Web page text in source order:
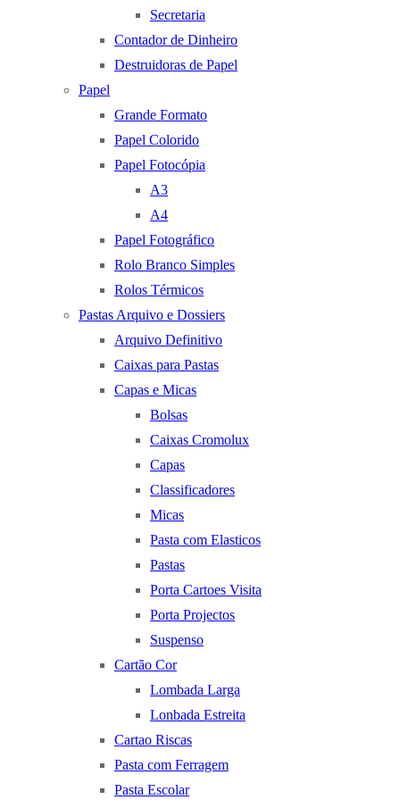
Secretaria
Contador de Dinheiro
Destruidoras de Papel
Papel
Grande Formato
Papel Colorido
Papel Fotocópia
A3
A4
Papel Fotográfico
Rolo Branco Simples
Rolos Térmicos
Pastas Arquivo e Dossiers
Arquivo Definitivo
Caixas para Pastas
Capas e Micas
Bolsas
Caixas Cromolux
Capas
Classificadores
Micas
Pasta com Elasticos
Pastas
Porta Cartoes Visita
Porta Projectos
Suspenso
Cartão Cor
Lombada Larga
Lonbada Estreita
Cartao Riscas
Pasta com Ferragem
Pasta Escolar